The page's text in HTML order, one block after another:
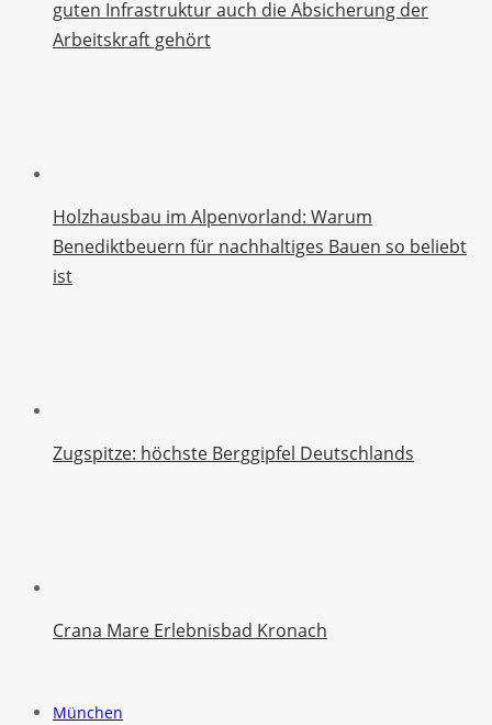
guten Infrastruktur auch die Absicherung der
Arbeitskraft gehört
Holzhausbau im Alpenvorland: Warum
Benediktbeuern für nachhaltiges Bauen so beliebt
ist
Zugspitze: höchste Berggipfel Deutschlands
Crana Mare Erlebnisbad Kronach
München